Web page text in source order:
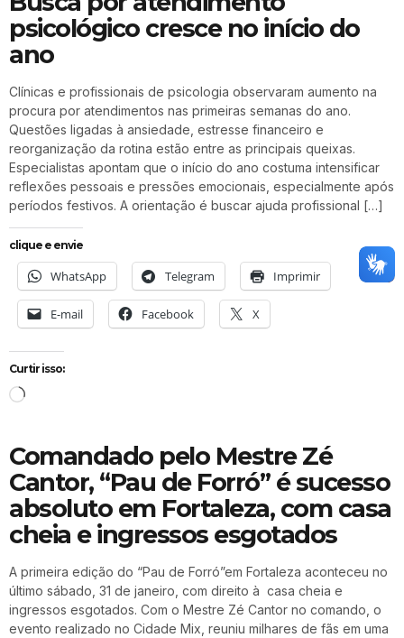
psicológico cresce no início do
ano
Clínicas e profissionais de psicologia observaram aumento na
procura por atendimentos nas primeiras semanas do ano.
Questões ligadas à ansiedade, estresse financeiro e
reorganização da rotina estão entre as principais queixas.
Especialistas apontam que o início do ano costuma intensificar
reflexões pessoais e pressões emocionais, especialmente após
períodos festivos. A orientação é buscar ajuda profissional […]
clique e envie
WhatsApp Telegram Imprimir
E-mail Facebook X
Curtir isso:
Comandado pelo Mestre Zé
Cantor, “Pau de Forró” é sucesso
absoluto em Fortaleza, com casa
cheia e ingressos esgotados
A primeira edição do “Pau de Forró”em Fortaleza aconteceu no
último sábado, 31 de janeiro, com direito à casa cheia e
ingressos esgotados. Com o Mestre Zé Cantor no comando, o
evento realizado no Cidade Mix, reuniu milhares de fãs em uma